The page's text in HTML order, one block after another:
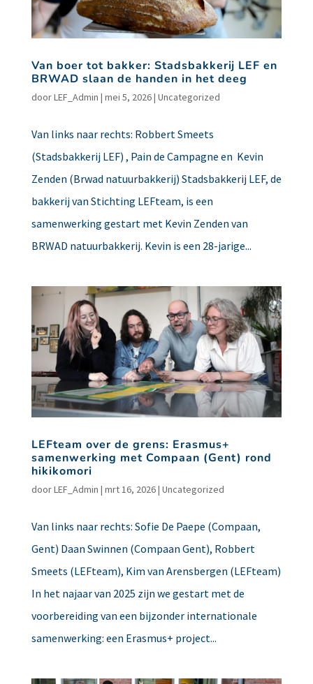
Van boer tot bakker: Stadsbakkerij LEF en
BRWAD slaan de handen in het deeg
doorLEF_Admin | mei 5, 2026| Uncategorized
Van links naar rechts: Robbert Smeets
(Stadsbakkerij LEF) , Pain de Campagne en Kevin
Zenden (Brwad natuurbakkerij) Stadsbakkerij LEF, de
bakkerij van Stichting LEFteam, is een
samenwerking gestart met Kevin Zenden van
BRWAD natuurbakkerij. Kevin is een 28-jarige...
LEFteam over de grens: Erasmus+
samenwerking met Compaan (Gent) rond
hikikomori
doorLEF_Admin | mrt 16, 2026| Uncategorized
Van links naar rechts: Sofie De Paepe (Compaan,
Gent) Daan Swinnen (Compaan Gent), Robbert
Smeets (LEFteam), Kim van Arensbergen (LEFteam)
In het najaar van 2025 zijn we gestart met de
voorbereiding van een bijzonder internationale
samenwerking: een Erasmus+ project...